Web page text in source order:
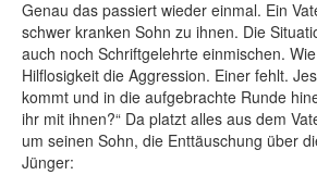
Genau das passiert wieder einmal. Ein
schwer kranken Sohn zu ihnen. Die
auch noch Schriftgelehrte einmischen.
Hilflosigkeit die Aggression. Einer fehlt.
kommt und in die aufgebrachte Runde
ihr mit ihnen?“ Da platzt alles aus dem
um seinen Sohn, die Enttäuschung über
Jünger: